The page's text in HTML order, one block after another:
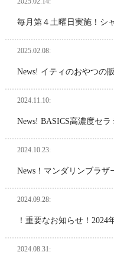
毎月第４土曜日実施！シ
2025.02.08:
News! イティのおやつの
2024.11.10:
News! BASICS高濃度セ
2024.10.23:
News！マンダリンブラ
2024.09.28:
！重要なお知らせ！2024
2024.08.31: